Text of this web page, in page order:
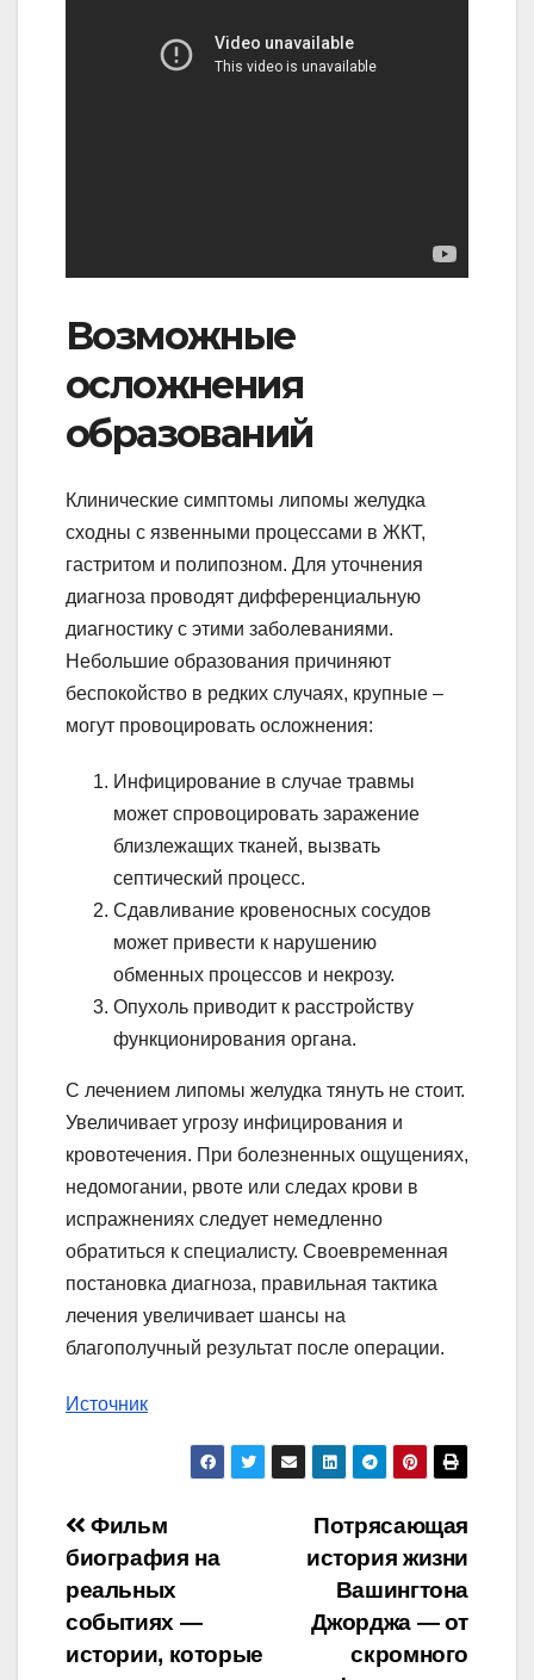
Возможные
осложнения
образований
Клинические симптомы липомы желудка
сходны с язвенными процессами в ЖКТ,
гастритом и полипозном. Для уточнения
диагноза проводят дифференциальную
диагностику с этими заболеваниями.
Небольшие образования причиняют
беспокойство в редких случаях, крупные –
могут провоцировать осложнения:
Инфицирование в случае травмы
может спровоцировать заражение
близлежащих тканей, вызвать
септический процесс.
Сдавливание кровеносных сосудов
может привести к нарушению
обменных процессов и некрозу.
Опухоль приводит к расстройству
функционирования органа.
С лечением липомы желудка тянуть не стоит.
Увеличивает угрозу инфицирования и
кровотечения. При болезненных ощущениях,
недомогании, рвоте или следах крови в
испражнениях следует немедленно
обратиться к специалисту. Своевременная
постановка диагноза, правильная тактика
лечения увеличивает шансы на
благополучный результат после операции.
Источник
Навигация
по
записям
Потрясающая
история жизни
Вашингтона
Джорджа — от
скромного
Фильм
биография на
реальных
событиях —
истории, которые